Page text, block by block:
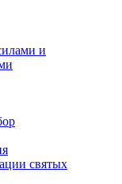
и
святых